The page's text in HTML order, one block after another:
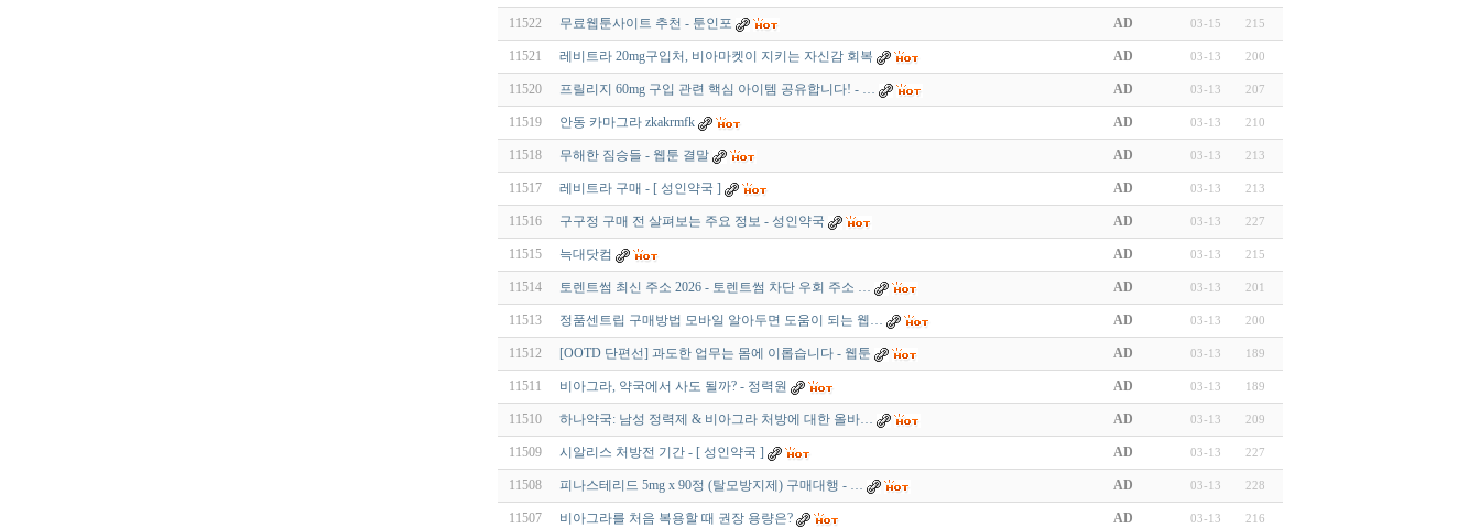
11522 무료웹툰사이트 추천 - 툰인포 AD 03-15 215
11521 레비트라 20mg구입처, 비아마켓이 지키는 자신감 회복 AD 03-13 200
11520 프릴리지 60mg 구입 관련 핵심 아이템 공유합니다! - … AD 03-13 207
11519 안동 카마그라 zkakrmfk AD 03-13 210
11518 무해한 짐승들 - 웹툰 결말 AD 03-13 213
11517 레비트라 구매 - [ 성인약국 ] AD 03-13 213
11516 구구정 구매 전 살펴보는 주요 정보 - 성인약국 AD 03-13 227
11515 늑대닷컴 AD 03-13 215
11514 토렌트썸 최신 주소 2026 - 토렌트썸 차단 우회 주소 … AD 03-13 201
11513 정품센트립 구매방법 모바일 알아두면 도움이 되는 웹… AD 03-13 200
11512 [OOTD 단편선] 과도한 업무는 몸에 이롭습니다 - 웹툰 AD 03-13 189
11511 비아그라, 약국에서 사도 될까? - 정력원 AD 03-13 189
11510 하나약국: 남성 정력제 & 비아그라 처방에 대한 올바… AD 03-13 209
11509 시알리스 처방전 기간 - [ 성인약국 ] AD 03-13 227
11508 피나스테리드 5mg x 90정 (탈모방지제) 구매대행 - … AD 03-13 228
11507 비아그라를 처음 복용할 때 권장 용량은? AD 03-13 216